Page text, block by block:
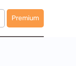
Premium